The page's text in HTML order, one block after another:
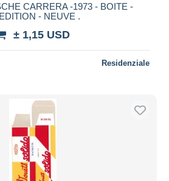
CARRERA -1973 - BOITE -
- NEUVE .
± 1,15 USD
Residenziale